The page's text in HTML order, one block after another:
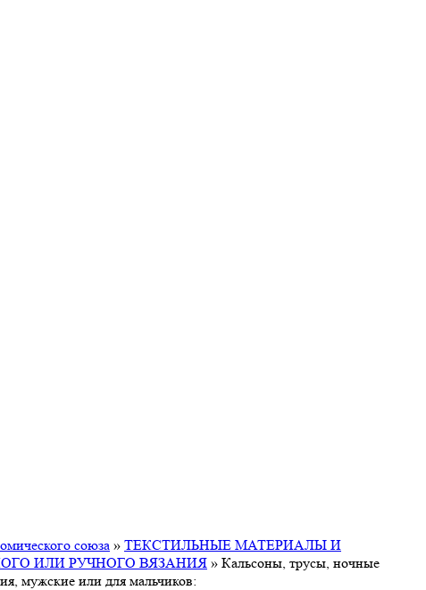
союза » ТЕКСТИЛЬНЫЕ МАТЕРИАЛЫ И
ИЛИ РУЧНОГО ВЯЗАНИЯ » Кальсоны, трусы, ночные
мужские или для мальчиков: